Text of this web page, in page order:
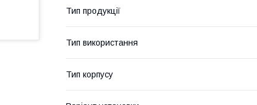
Тип продукції
Тип використання
Тип корпусу